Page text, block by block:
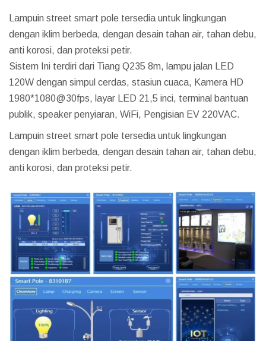
Lampuin street smart pole tersedia untuk lingkungan
dengan iklim berbeda, dengan desain tahan air, tahan debu,
anti korosi, dan proteksi petir.
Sistem Ini terdiri dari Tiang Q235 8m, lampu jalan LED
120W dengan simpul cerdas, stasiun cuaca, Kamera HD
1980*1080@30fps, layar LED 21,5 inci, terminal bantuan
publik, speaker penyiaran, WiFi, Pengisian EV 220VAC.
Lampuin street smart pole tersedia untuk lingkungan
dengan iklim berbeda, dengan desain tahan air, tahan debu,
anti korosi, dan proteksi petir.